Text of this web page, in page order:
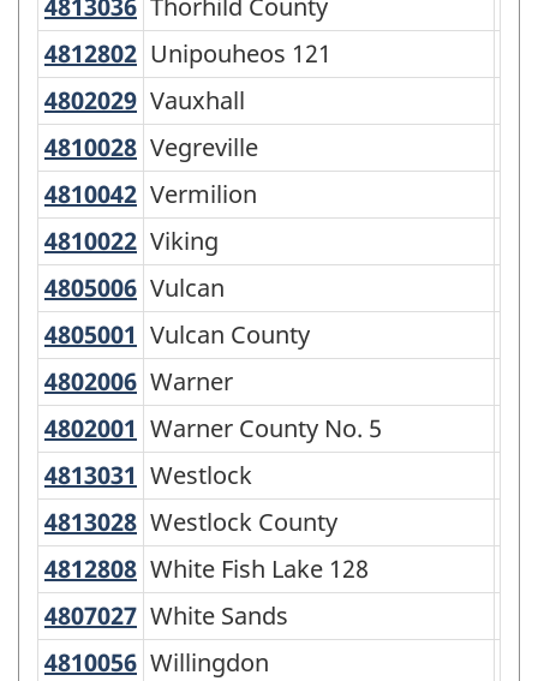
4813036 Thorhild County
Thorhild County
4812802 Unipouheos 121
Unipouheos 121
4802029 Vauxhall
Vauxhall
4810028 Vegreville
Vegreville
4810042 Vermilion
Vermilion
4810022 Viking
Viking
4805006 Vulcan
Vulcan
4805001 Vulcan County
Vulcan County
4802006 Warner
Warner
4802001 Warner County No. 5
Warner County No. 5
4813031 Westlock
Westlock
4813028 Westlock County
Westlock County
4812808 White Fish Lake 128
White Fish Lake 128
4807027 White Sands
White Sands
4810056 Willingdon
Willingdon